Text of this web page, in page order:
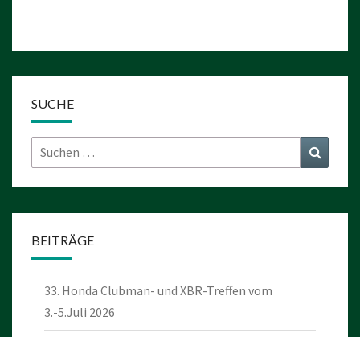
SUCHE
Suchen
nach:
BEITRÄGE
33. Honda Clubman- und XBR-Treffen vom
3.-5.Juli 2026